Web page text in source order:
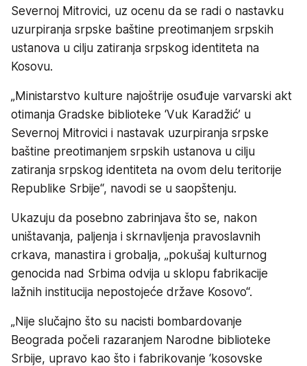
Severnoj Mitrovici, uz ocenu da se radi o nastavku
uzurpiranja srpske baštine preotimanjem srpskih
ustanova u cilju zatiranja srpskog identiteta na
Kosovu.
„Ministarstvo kulture najoštrije osuđuje varvarski akt
otimanja Gradske biblioteke ‘Vuk Karadžić’ u
Severnoj Mitrovici i nastavak uzurpiranja srpske
baštine preotimanjem srpskih ustanova u cilju
zatiranja srpskog identiteta na ovom delu teritorije
Republike Srbije“, navodi se u saopštenju.
Ukazuju da posebno zabrinjava što se, nakon
uništavanja, paljenja i skrnavljenja pravoslavnih
crkava, manastira i grobalja, „pokušaj kulturnog
genocida nad Srbima odvija u sklopu fabrikacije
lažnih institucija nepostojeće države Kosovo“.
„Nije slučajno što su nacisti bombardovanje
Beograda počeli razaranjem Narodne biblioteke
Srbije, upravo kao što i fabrikovanje ‘kosovske